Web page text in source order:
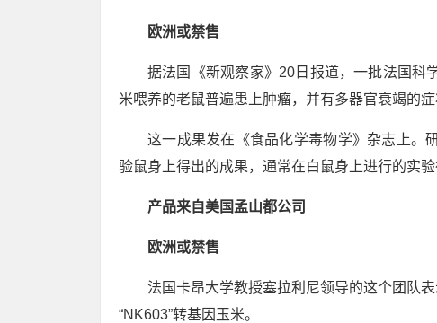
欧洲或禁售
据法国《新观察家》20日报道，一批法国科
米喂养的老鼠普遍患上肿瘤，并有多器官衰竭的症
这一成果发在《食品化学毒物学》杂志上。
验鼠身上得出的成果，通常在白鼠身上进行的实验
产品来自美国孟山都公司
欧洲或禁售
法国卡昂大学教授塞拉利尼领导的这个团队
“NK603”转基因玉米。